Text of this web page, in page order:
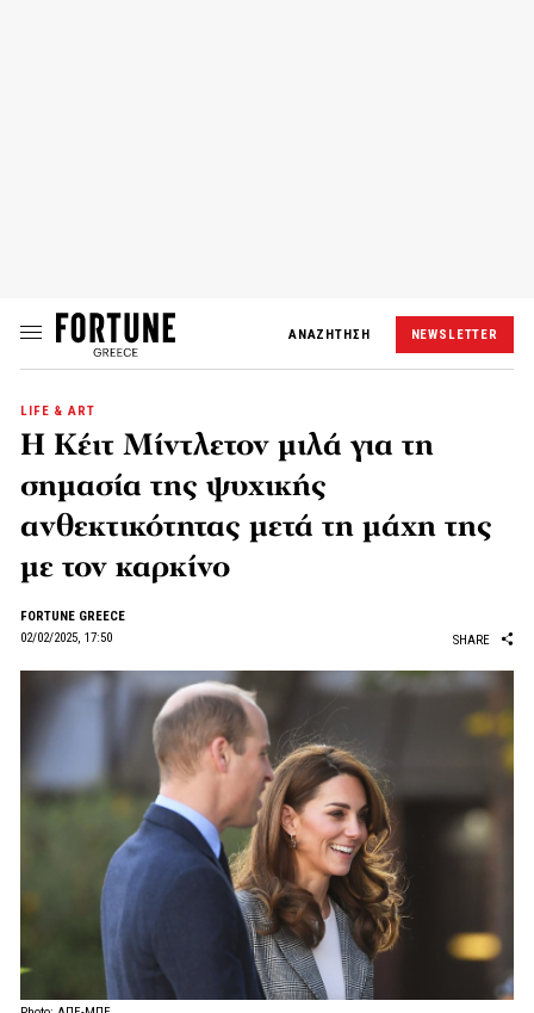
ΑΝΑΖΗΤΗΣΗ NEWSLETTER
LIFE & ART
Η Κέιτ Μίντλετον μιλά για τη
σημασία της ψυχικής
ανθεκτικότητας μετά τη μάχη της
με τον καρκίνο
FORTUNE GREECE
02/02/2025, 17:50
SHARE